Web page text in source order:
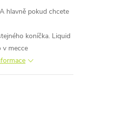
hlavně pokud chcete
koníčka. Liquid
v mecce